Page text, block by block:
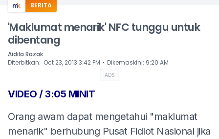
BERITA
'Maklumat menarik' NFC tunggu untuk
dibentang
Aidila Razak
Diterbitkan: Oct 23, 2013 3:42 PM ⋅ Dikemaskini: 9:20 AM
ADS
VIDEO / 3:05 MINIT
Orang awam dapat mengetahui "maklumat
menarik" berhubung Pusat Fidlot Nasional jika